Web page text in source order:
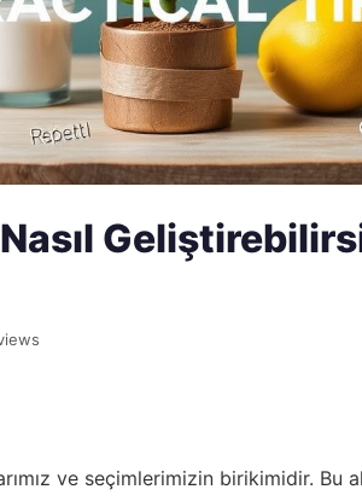
Nasıl
ve seçimlerimizin birikimidir. Bu